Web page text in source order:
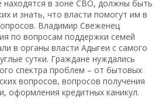
находятся в зоне СВО, должны быть
и знать, что власти помогут им в
Владимир Свеженец
по вопросам поддержки семей
в органы власти Адыгеи с самого
сутки. Граждане нуждались
спектра проблем – от бытовых
вопросов, вопросов получения
оформления кредитных каникул.